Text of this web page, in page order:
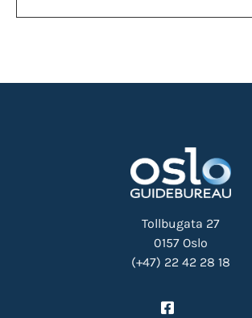
Tollbugata 27
0157 Oslo
(+47) 22 42 28 18